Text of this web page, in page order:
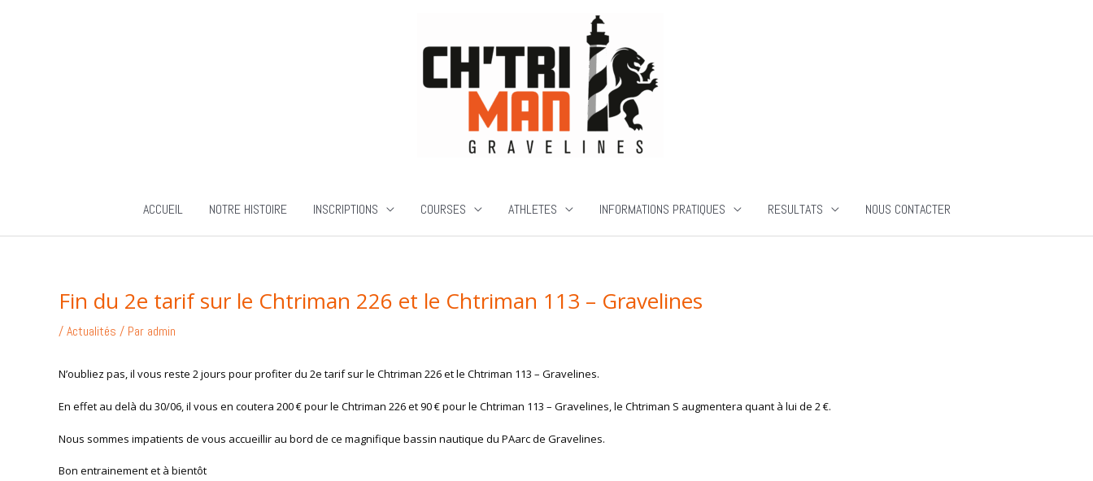
ACCUEIL NOTRE HISTOIRE INSCRIPTIONS COURSES ATHLETES INFORMATIONS PRATIQUES RESULTATS NOUS CONTACTER
Fin du 2e tarif sur le Chtriman 226 et le Chtriman 113 – Gravelines
/Actualités / Par admin
N’oubliez pas, il vous reste 2 jours pour profiter du 2e tarif sur le Chtriman 226 et le Chtriman 113 – Gravelines.
En effet au delà du 30/06, il vous en coutera 200 € pour le Chtriman 226 et 90 € pour le Chtriman 113 – Gravelines, le Chtriman S augmentera quant à lui de 2 €.
Nous sommes impatients de vous accueillir au bord de ce magnifique bassin nautique du PAarc de Gravelines.
Bon entrainement et à bientôt